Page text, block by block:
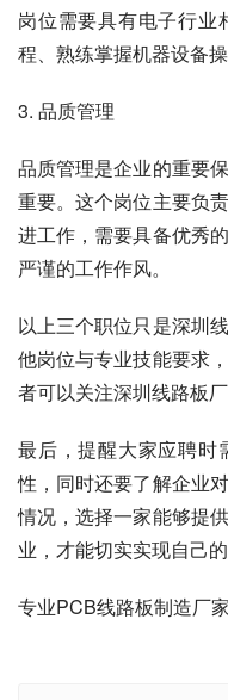
岗位需要具有电子行业
程、熟练掌握机器设备
3. 品质管理
品质管理是企业的重要
重要。这个岗位主要负
进工作，需要具备优秀
严谨的工作作风。
以上三个职位只是深圳
他岗位与专业技能要求
者可以关注深圳线路板厂
最后，提醒大家应聘时
性，同时还要了解企业
情况，选择一家能够提
业，才能切实实现自己的
专业PCB线路板制造厂